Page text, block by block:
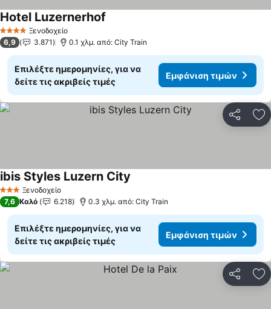
4 ΑστέριαΞενοδοχείο
Hotel Luzernerhof
6,9 3.871 0.1 χλμ. από: City Train
Επιλέξτε ημερομηνίες, για να
δείτε τις ακριβείς τιμές
Εμφάνιση τιμών
3 ΑστέριαΞενοδοχείο
ibis Styles Luzern City
7,6 Καλό 6.218 0.3 χλμ. από: City Train
Επιλέξτε ημερομηνίες, για να
δείτε τις ακριβείς τιμές
Εμφάνιση τιμών